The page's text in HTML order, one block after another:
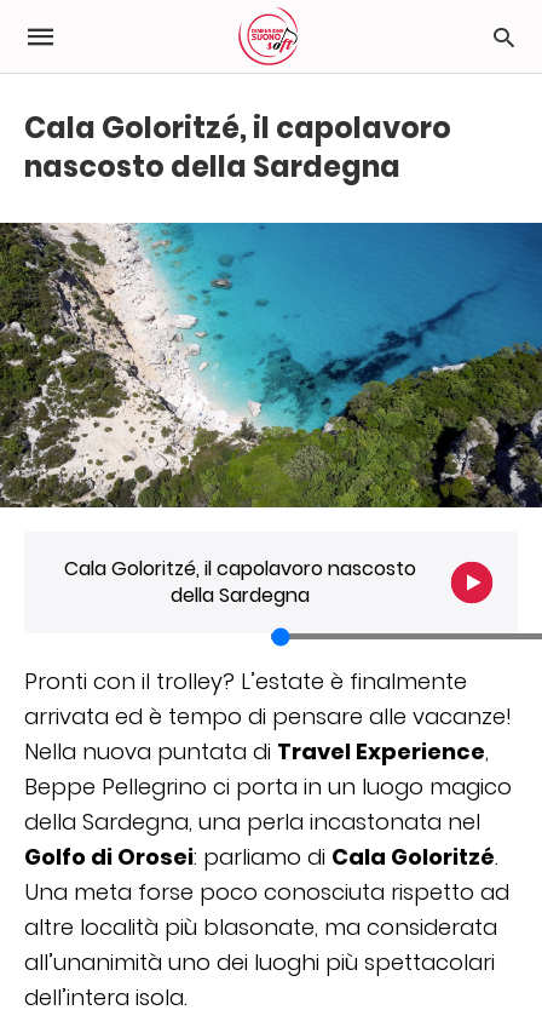
Cala Goloritzé, il capolavoro
nascosto della Sardegna
Cala Goloritzé, il capolavoro nascosto
della Sardegna
Pronti con il trolley? L’estate è finalmente
arrivata ed è tempo di pensare alle vacanze!
Nella nuova puntata di Travel Experience,
Beppe Pellegrino ci porta in un luogo magico
della Sardegna, una perla incastonata nel
Golfo di Orosei: parliamo di Cala Goloritzé.
Una meta forse poco conosciuta rispetto ad
altre località più blasonate, ma considerata
all’unanimità uno dei luoghi più spettacolari
dell’intera isola.